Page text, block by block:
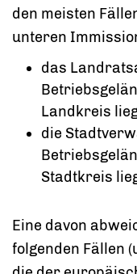
den meisten
unteren
das
Landkreis
die
Stadtkreis
Eine davon
folgenden Fällen